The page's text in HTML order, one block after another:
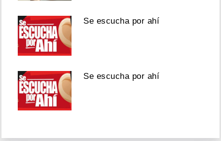
Se escucha por ahí
Se escucha por ahí